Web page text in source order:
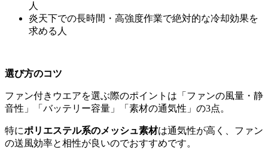
人
炎天下での長時間・高強度作業で絶対的な冷却効果を
求める人
選び方のコツ
ファン付きウエアを選ぶ際のポイントは「ファンの風量・静
音性」「バッテリー容量」「素材の通気性」の3点。
特にポリエステル系のメッシュ素材は通気性が高く、ファン
の送風効率と相性が良いのでおすすめです。